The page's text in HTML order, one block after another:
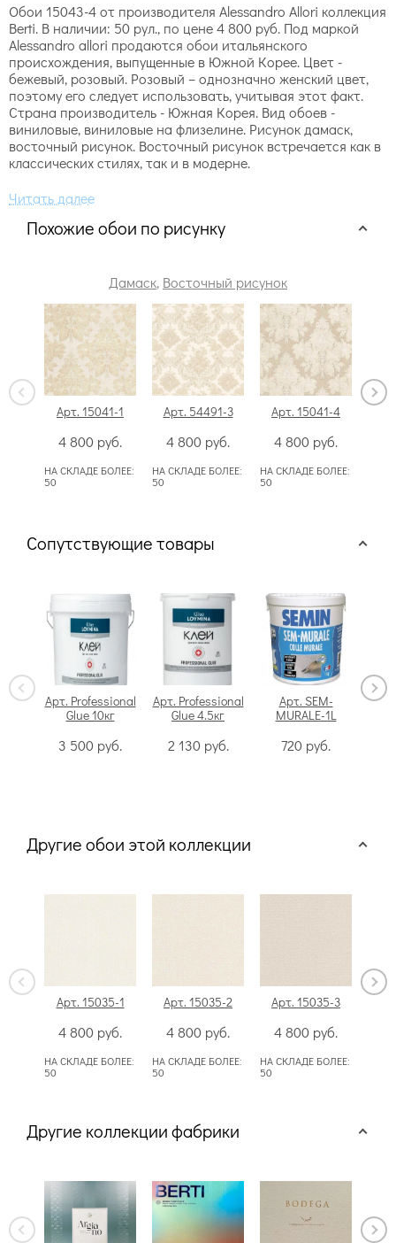
Обои 15043-4 от производителя Alessandro Allori коллекция
Berti. В наличии: 50 рул., по цене 4 800 руб. Под маркой
Alessandro allori продаются обои итальянского
происхождения, выпущенные в Южной Корее. Цвет -
бежевый, розовый. Розовый – однозначно женский цвет,
поэтому его следует использовать, учитывая этот факт.
Страна производитель - Южная Корея. Вид обоев -
виниловые, виниловые на флизелине. Рисунок дамаск,
восточный рисунок. Восточный рисунок встречается как в
классических стилях, так и в модерне.
Похожие обои по рисунку
Дамаск, Восточный рисунок
Арт. 15041-1
4 800 руб.
НА СКЛАДЕ БОЛЕЕ:
50
Арт. 54491-3
4 800 руб.
НА СКЛАДЕ БОЛЕЕ:
50
Арт. 15041-4
4 800 руб.
НА СКЛАДЕ БОЛЕЕ:
50
Сопутствующие товары
Арт. Professional
Glue 10кг
3 500 руб.
Арт. Professional
Glue 4.5кг
2 130 руб.
Арт. SEM-
MURALE-1L
720 руб.
Другие обои этой коллекции
Арт. 15035-1
4 800 руб.
НА СКЛАДЕ БОЛЕЕ:
50
Арт. 15035-2
4 800 руб.
НА СКЛАДЕ БОЛЕЕ:
50
Арт. 15035-3
4 800 руб.
НА СКЛАДЕ БОЛЕЕ:
50
Другие коллекции фабрики